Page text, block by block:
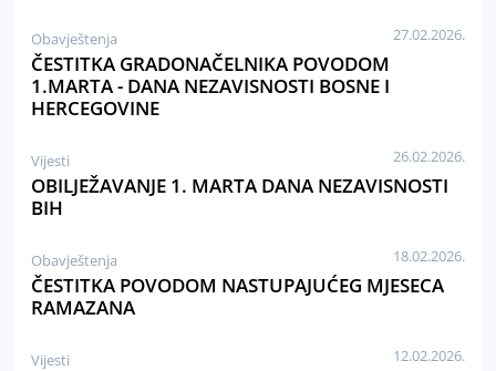
Obavještenja 27.02.2026.
ČESTITKA GRADONAČELNIKA POVODOM
1.MARTA - DANA NEZAVISNOSTI BOSNE I
HERCEGOVINE
Vijesti 26.02.2026.
OBILJEŽAVANJE 1. MARTA DANA NEZAVISNOSTI
BIH
Obavještenja 18.02.2026.
ČESTITKA POVODOM NASTUPAJUĆEG MJESECA
RAMAZANA
Vijesti 12.02.2026.